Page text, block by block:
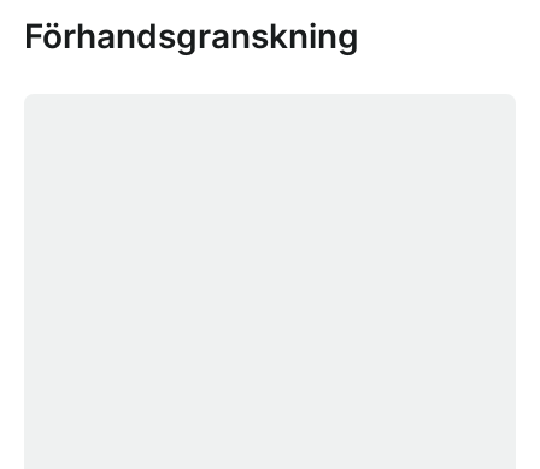
Förhandsgranskning